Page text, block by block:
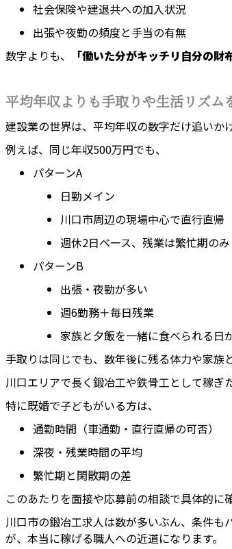
社会保険や建退共への加入状況
出張や夜勤の頻度と手当の有無
数字よりも、
「働いた分がキッチリ自分の財
平均年収よりも手取りや生活リズム
建設業の世界は、平均年収の数字だけ追いか
例えば、同じ年収500万円でも、
パターンA
日勤メイン
川口市周辺の現場中心で直行直帰
週休2日ベース、残業は繁忙期のみ
パターンB
出張・夜勤が多い
週6勤務＋毎日残業
家族と夕飯を一緒に食べられる日
手取りは同じでも、数年後に残る体力や家族
川口エリアで長く鍛冶工や鉄骨工として稼ぎ
特に既婚で子どもがいる方は、
通勤時間（車通勤・直行直帰の可否）
深夜・残業時間の平均
繁忙期と閑散期の差
このあたりを面接や応募前の相談で具体的に
川口市の鍛冶工求人は数が多いぶん、条件も
が、本当に稼げる職人への近道になります。